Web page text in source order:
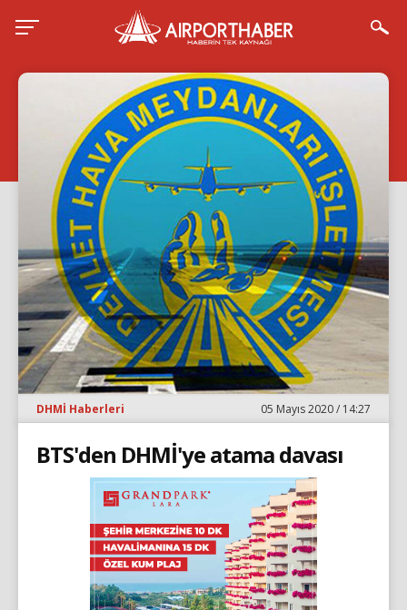
DHMİ Haberleri 05 Mayıs 2020 / 14:27
BTS'den DHMİ'ye atama davası